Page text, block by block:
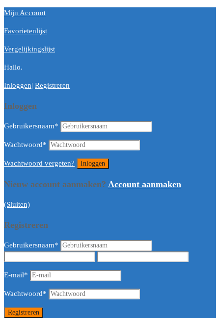
Mijn Account
Favorietenlijst
Vergelijkingslijst
Hallo.
Inloggen| Registreren
Inloggen
Gebruikersnaam*
Wachtwoord*
Wachtwoord vergeten?
Nieuw account aanmaken? Account aanmaken
(Sluiten)
Registreren
Gebruikersnaam*
E-mail*
Wachtwoord*